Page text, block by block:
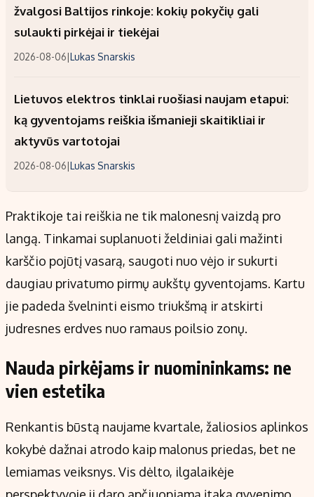
žvalgosi Baltijos rinkoje: kokių pokyčių gali
sulaukti pirkėjai ir tiekėjai
2026-08-06|Lukas Snarskis
Lietuvos elektros tinklai ruošiasi naujam etapui:
ką gyventojams reiškia išmanieji skaitikliai ir
aktyvūs vartotojai
2026-08-06|Lukas Snarskis
Praktikoje tai reiškia ne tik malonesnį vaizdą pro
langą. Tinkamai suplanuoti želdiniai gali mažinti
karščio pojūtį vasarą, saugoti nuo vėjo ir sukurti
daugiau privatumo pirmų aukštų gyventojams. Kartu
jie padeda švelninti eismo triukšmą ir atskirti
judresnes erdves nuo ramaus poilsio zonų.
Nauda pirkėjams ir nuomininkams: ne
vien estetika
Renkantis būstą naujame kvartale, žaliosios aplinkos
kokybė dažnai atrodo kaip malonus priedas, bet ne
lemiamas veiksnys. Vis dėlto, ilgalaikėje